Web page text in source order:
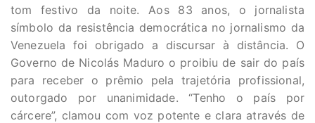
tom festivo da noite. Aos 83 anos, o jornalista
símbolo da resistência democrática no jornalismo da
Venezuela foi obrigado a discursar à distância. O
Governo de Nicolás Maduro o proibiu de sair do país
para receber o prêmio pela trajetória profissional,
outorgado por unanimidade. “Tenho o país por
cárcere”, clamou com voz potente e clara através de